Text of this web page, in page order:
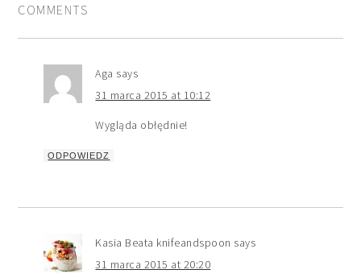
COMMENTS
Aga says
31 marca 2015 at 10:12
Wygląda obłędnie!
ODPOWIEDZ
Kasia Beata knifeandspoon says
31 marca 2015 at 20:20